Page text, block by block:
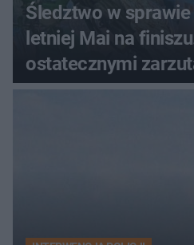
Śledztwo w
letniej Mai na
ostatecznymi